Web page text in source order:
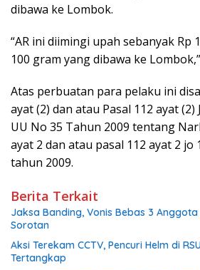
dibawa ke Lombok.
“AR ini diimingi upah sebanyak Rp
100 gram yang dibawa ke
Atas perbuatan para pelaku ini
ayat (2) dan atau Pasal 112 ayat (2)
UU No 35 Tahun 2009 tentang
ayat 2 dan atau pasal 112 ayat 2 jo
tahun 2009.
Berita Terkait
Jaksa Banding, Vonis Bebas 3 Anggota
Sorotan
Aksi Terekam CCTV, Pencuri Helm di
Tertangkap